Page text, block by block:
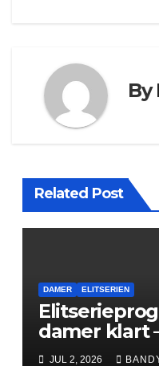
By
Related Post
DAMER ELITSERIEN
damer klart
Next Level
JUL 2, 2026